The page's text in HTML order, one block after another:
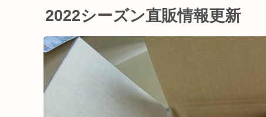
2022シーズン直販情報更新